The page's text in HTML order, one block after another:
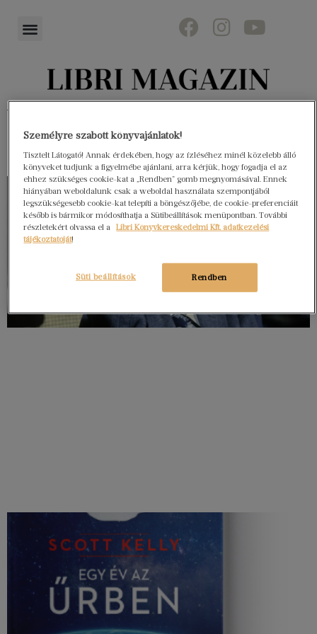
Személyre szabott könyvajánlatok!
Tisztelt Látogató! Annak érdekében, hogy az ízléséhez minél közelebb álló
könyveket tudjunk a figyelmébe ajánlani, arra kérjük, hogy fogadja el az
ehhez szükséges cookie-kat a „Rendben” gomb megnyomásával. Ennek
hiányában weboldalunk csak a weboldal használata szempontjából
legszükségesebb cookie-kat telepíti a böngészőjébe, de cookie-preferenciáit
később is bármikor módosíthatja a Sütibeállítások menüpontban. További
részletekért olvassa el a
Libri Könyvkereskedelmi Kft. adatkezelési
tájékoztatóját!
Rendben
Süti beállítások